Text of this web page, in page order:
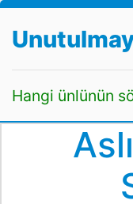
Hangi ünlünün